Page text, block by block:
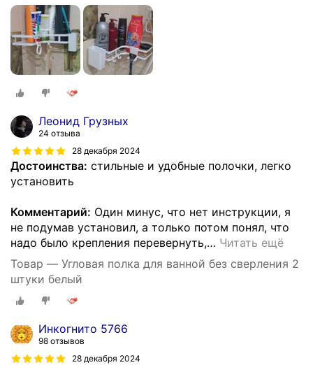
Леонид Грузных
24 отзыва
28 декабря 2024
Достоинства: стильные и удобные полочки, легко
установить
Комментарий: Один минус, что нет инструкции, я
не подумав установил, а только потом понял, что
надо было крепления перевернуть,… Читать ещё
Товар — Угловая полка для ванной без сверления 2
штуки белый
Инкогнито 5766
98 отзывов
28 декабря 2024